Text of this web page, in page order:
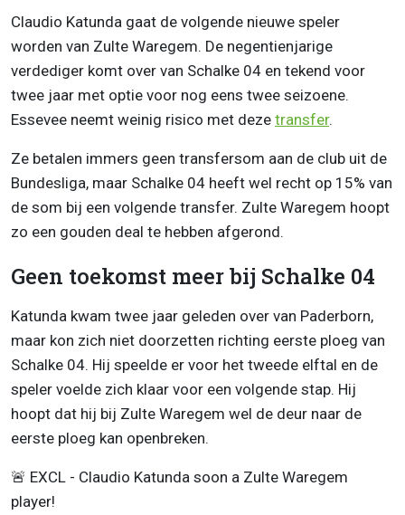
Claudio Katunda gaat de volgende nieuwe speler
worden van Zulte Waregem. De negentienjarige
verdediger komt over van Schalke 04 en tekend voor
twee jaar met optie voor nog eens twee seizoene.
Essevee neemt weinig risico met deze transfer.
Ze betalen immers geen transfersom aan de club uit de
Bundesliga, maar Schalke 04 heeft wel recht op 15% van
de som bij een volgende transfer. Zulte Waregem hoopt
zo een gouden deal te hebben afgerond.
Geen toekomst meer bij Schalke 04
Katunda kwam twee jaar geleden over van Paderborn,
maar kon zich niet doorzetten richting eerste ploeg van
Schalke 04. Hij speelde er voor het tweede elftal en de
speler voelde zich klaar voor een volgende stap. Hij
hoopt dat hij bij Zulte Waregem wel de deur naar de
eerste ploeg kan openbreken.
🚨 EXCL - Claudio Katunda soon a Zulte Waregem
player!